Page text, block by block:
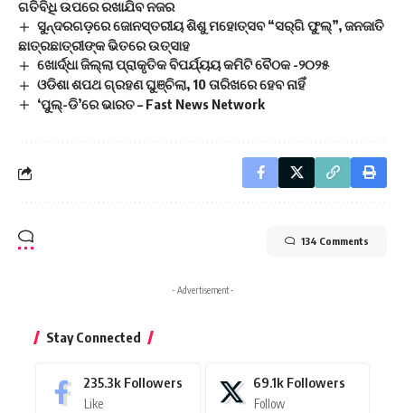
ଗତିବିଧି ଉପରେ ରଖାଯିବ ନଜର
ସୁନ୍ଦରଗଡ଼ରେ ଜୋନସ୍ତରୀୟ ଶିଶୁ ମହୋତ୍ସବ “ସର୍‌ଗି ଫୁଲ୍‌”, ଜନଜାତି
ଛାତ୍ରଛାତ୍ରୀଙ୍କ ଭିତରେ ଉତ୍ସାହ
ଖୋର୍ଦ୍ଧା ଜିଲ୍ଲା ପ୍ରାକୃତିକ ବିପର୍ଯ୍ୟୟ କମିଟି ବୈଠକ -୨୦୨୫
ଓଡିଶା ଶପଥ ଗ୍ରହଣ ଘୁଞ୍ଚିଲା, 10 ତାରିଖରେ ହେବ ନାହିଁ
‘ପୁଲ୍-ଡି’ରେ ଭାରତ – Fast News Network
134 Comments
- Advertisement -
Stay Connected
235.3k Followers
Like
69.1k Followers
Follow